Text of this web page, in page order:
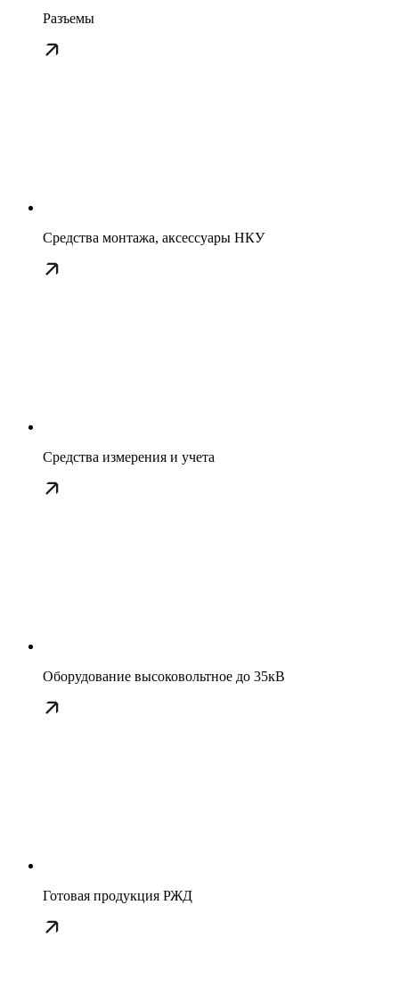
Разъемы
Средства монтажа, аксессуары НКУ
Средства измерения и учета
Оборудование высоковольтное до 35кВ
Готовая продукция РЖД